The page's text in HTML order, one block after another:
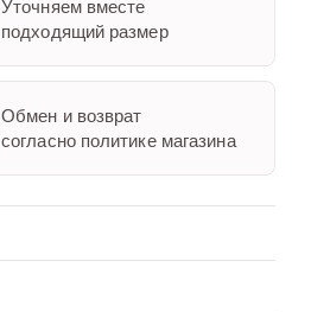
Уточняем вместе
подходящий размер
Обмен и возврат
согласно политике магазина